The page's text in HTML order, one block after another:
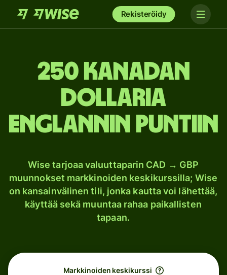
Rekisteröidy
250 Kanadan
dollaria
Englannin puntiin
Wise tarjoaa valuuttaparin CAD → GBP
muunnokset markkinoiden keskikurssilla; Wise
on kansainvälinen tili, jonka kautta voi lähettää,
käyttää sekä muuntaa rahaa paikallisten
tapaan.
Markkinoiden keskikurssi